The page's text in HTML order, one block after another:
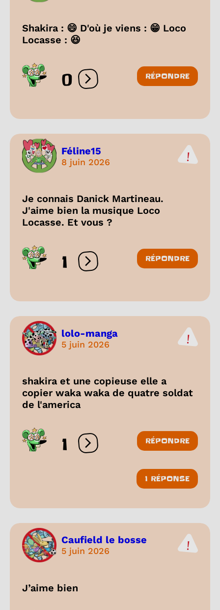
Shakira : 😄 D'où je viens : 😁 Loco
Locasse : 😆
0 Ouvrir les réactions
RÉPONDRE
Féline15
8 juin 2026
Je connais Danick Martineau.
J'aime bien la musique Loco
Locasse. Et vous ?
1 Ouvrir les réactions
RÉPONDRE
lolo-manga
5 juin 2026
shakira et une copieuse elle a
copier waka waka de quatre soldat
de l'america
1 Ouvrir les réactions
RÉPONDRE
1 RÉPONSE
Caufield le bosse
5 juin 2026
J’aime bien